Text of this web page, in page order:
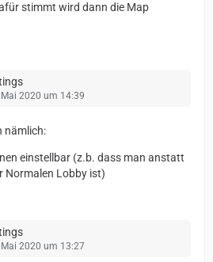
stimmt wird dann die Map
2020 um 14:39
nämlich:
einstellbar (z.b. dass man anstatt
Normalen Lobby ist)
2020 um 13:27